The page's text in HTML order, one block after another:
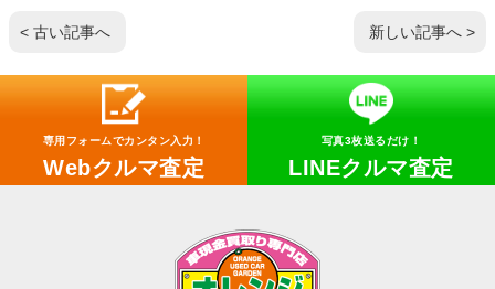
< 古い記事へ 新しい記事へ >
専用フォームでカンタン入力！
Webクルマ査定
写真3枚送るだけ！
LINEクルマ査定